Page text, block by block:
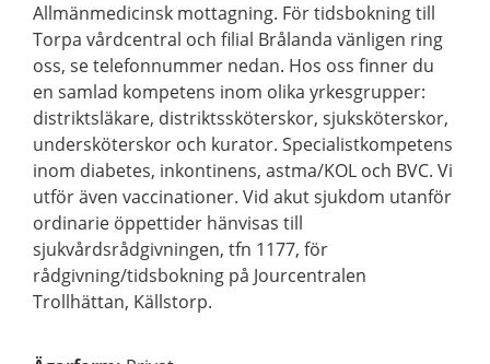
Allmänmedicinsk mottagning. För tidsbokning till
Torpa vårdcentral och filial Brålanda vänligen ring
oss, se telefonnummer nedan. Hos oss finner du
en samlad kompetens inom olika yrkesgrupper:
distriktsläkare, distriktssköterskor, sjuksköterskor,
undersköterskor och kurator. Specialistkompetens
inom diabetes, inkontinens, astma/KOL och BVC. Vi
utför även vaccinationer. Vid akut sjukdom utanför
ordinarie öppettider hänvisas till
sjukvårdsrådgivningen, tfn 1177, för
rådgivning/tidsbokning på Jourcentralen
Trollhättan, Källstorp.